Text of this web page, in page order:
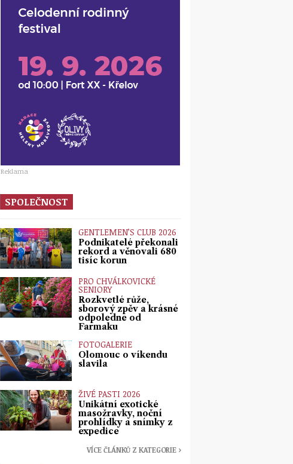
Reklama
SPOLEČNOST
GENTLEMEN’S CLUB 2026
Podnikatelé překonali
rekord a věnovali 680
tisíc korun
PRO CHVÁLKOVICKÉ
SENIORY
Rozkvetlé růže,
sborový zpěv a krásné
odpoledne od
Farmaku
FOTOGALERIE
Olomouc o víkendu
slavila
ŽIVÉ PASTI 2026
Unikátní exotické
masožravky, noční
prohlídky a snímky z
expedice
VÍCE ČLÁNKŮ Z KATEGORIE ›